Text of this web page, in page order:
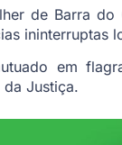
de Barra
ininterruptas
em
Justiça.